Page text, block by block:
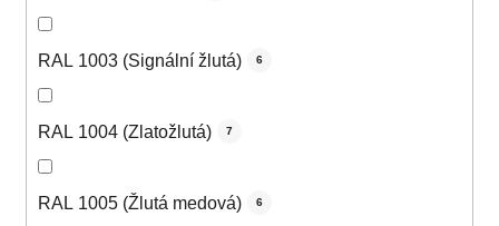
RAL 1003 (Signální žlutá) 6
RAL 1004 (Zlatožlutá) 7
RAL 1005 (Žlutá medová) 6